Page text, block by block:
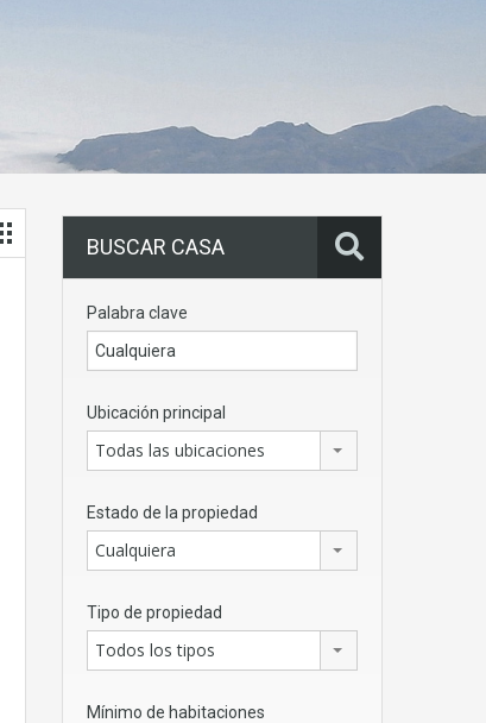
BUSCAR CASA
Palabra clave
Ubicación principal
Todas las ubicaciones
Estado de la propiedad
Cualquiera
Tipo de propiedad
Todos los tipos
Mínimo de habitaciones